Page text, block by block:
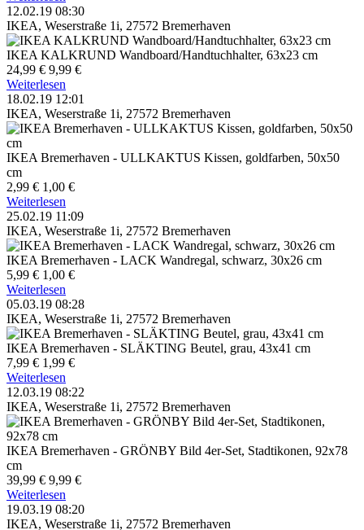
12.02.19 08:30
IKEA, Weserstraße 1i, 27572 Bremerhaven
IKEA KALKRUND Wandboard/Handtuchhalter, 63x23 cm
24,99 € 9,99 €
Weiterlesen
18.02.19 12:01
IKEA, Weserstraße 1i, 27572 Bremerhaven
IKEA Bremerhaven - ULLKAKTUS Kissen, goldfarben, 50x50
cm
2,99 € 1,00 €
Weiterlesen
25.02.19 11:09
IKEA, Weserstraße 1i, 27572 Bremerhaven
IKEA Bremerhaven - LACK Wandregal, schwarz, 30x26 cm
5,99 € 1,00 €
Weiterlesen
05.03.19 08:28
IKEA, Weserstraße 1i, 27572 Bremerhaven
IKEA Bremerhaven - SLÄKTING Beutel, grau, 43x41 cm
7,99 € 1,99 €
Weiterlesen
12.03.19 08:22
IKEA, Weserstraße 1i, 27572 Bremerhaven
IKEA Bremerhaven - GRÖNBY Bild 4er-Set, Stadtikonen, 92x78
cm
39,99 € 9,99 €
Weiterlesen
19.03.19 08:20
IKEA, Weserstraße 1i, 27572 Bremerhaven